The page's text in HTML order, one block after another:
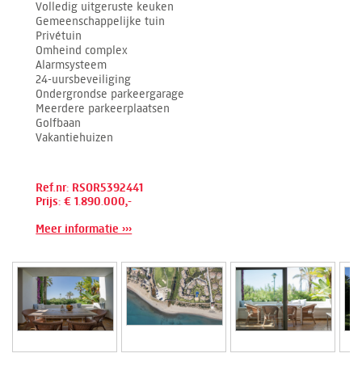
Volledig uitgeruste keuken
Gemeenschappelijke tuin
Privétuin
Omheind complex
Alarmsysteem
24-uursbeveiliging
Ondergrondse parkeergarage
Meerdere parkeerplaatsen
Golfbaan
Vakantiehuizen
Ref.nr: RSOR5392441
Prijs: € 1.890.000,-
Meer informatie ›››